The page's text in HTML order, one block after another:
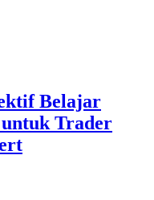
Belajar
Trader